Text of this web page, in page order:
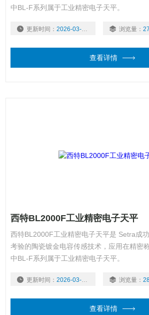
中BL-F系列属于工业精密电子天平。
更新时间： 2026-03-03 浏览量：
查看详情
西特BL2000F工业精密电子天平
西特BL2000F工业精密电子天平是 Setra成
考验的陶瓷镀金电容传感技术，应用在精密
中BL-F系列属于工业精密电子天平。
更新时间： 2026-03-03 浏览量：
查看详情